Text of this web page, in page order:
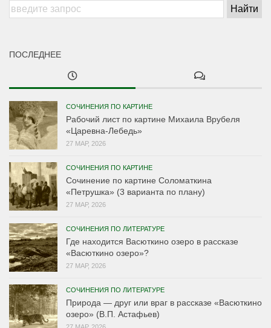
ПОСЛЕДНЕЕ
СОЧИНЕНИЯ ПО КАРТИНЕ
Рабочий лист по картине Михаила Врубеля
«Царевна-Лебедь»
27 МАР, 2026
СОЧИНЕНИЯ ПО КАРТИНЕ
Сочинение по картине Соломаткина
«Петрушка» (3 варианта по плану)
27 МАР, 2026
СОЧИНЕНИЯ ПО ЛИТЕРАТУРЕ
Где находится Васюткино озеро в рассказе
«Васюткино озеро»?
27 МАР, 2026
СОЧИНЕНИЯ ПО ЛИТЕРАТУРЕ
Природа — друг или враг в рассказе «Васюткино
озеро» (В.П. Астафьев)